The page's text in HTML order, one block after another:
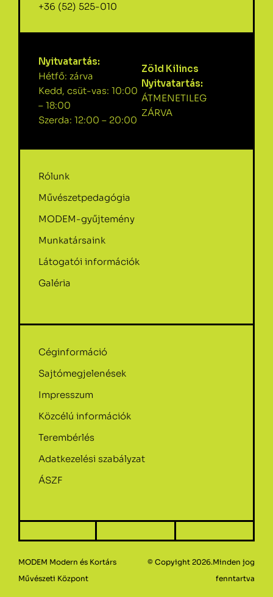
+36 (52) 525-010
Nyitvatartás:
Hétfő: zárva
Kedd, csüt-vas: 10:00
– 18:00
Szerda: 12:00 – 20:00
Zöld Kilincs
Nyitvatartás:
ÁTMENETILEG
ZÁRVA
Rólunk
Művészetpedagógia
MODEM-gyűjtemény
Munkatársaink
Látogatói információk
Galéria
Céginformáció
Sajtómegjelenések
Impresszum
Közcélú információk
Terembérlés
Adatkezelési szabályzat
ÁSZF
MODEM Modern és Kortárs
Művészeti Központ
© Copyight 2026.Minden jog
fenntartva